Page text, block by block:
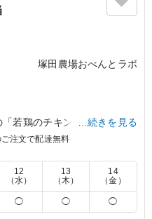
塚田農場おべんとラボ
若鶏のチキン南蛮」と、九
豚「まるみ豚」を使用した
ました。
ースは甘さのあとにくるス
徴。
群！
味の変化もお楽しみいただ
…続きを見る
ご注文で配達無料
12
（水）
13
（木）
14
（金）
◯ ◯ ◯